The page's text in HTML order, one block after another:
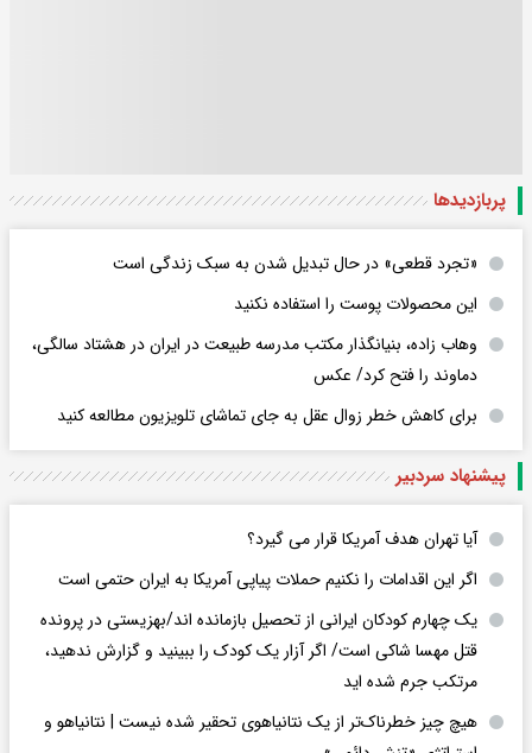
پربازدید‌ها
«تجرد قطعی» در حال تبدیل شدن به سبک زندگی است
این محصولات پوست را استفاده نکنید
وهاب زاده، بنیانگذار مکتب مدرسه طبیعت در ایران در هشتاد سالگی،
دماوند را فتح کرد/ عکس
برای کاهش خطر زوال عقل به جای تماشای تلویزیون مطالعه کنید
پیشنهاد سردبیر
آیا تهران هدف آمریکا قرار می گیرد؟
اگر این اقدامات را نکنیم حملات پیاپی آمریکا به ایران حتمی است
یک چهارم کودکان ایرانی از تحصیل بازمانده اند/بهزیستی در پرونده
قتل مهسا شاکی است/ اگر آزار یک کودک را ببینید و گزارش ندهید،
مرتکب جرم شده اید
هیچ چیز خطرناک‌تر از یک نتانیاهوی تحقیر شده نیست | نتانیاهو و